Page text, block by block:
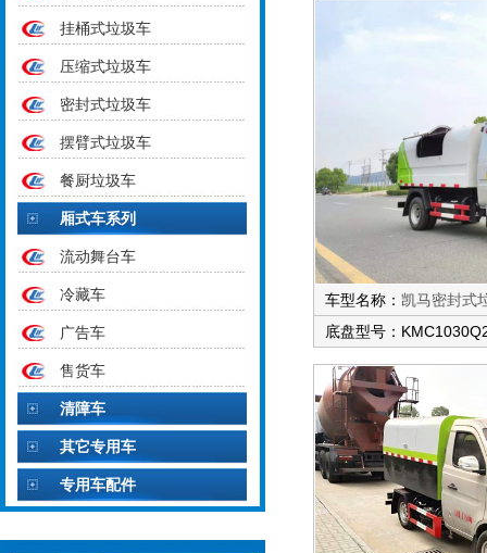
挂桶式垃圾车
压缩式垃圾车
密封式垃圾车
摆臂式垃圾车
餐厨垃圾车
厢式车系列
流动舞台车
冷藏车
广告车
售货车
清障车
其它专用车
专用车配件
车型名称： 凯马密封式
底盘型号：